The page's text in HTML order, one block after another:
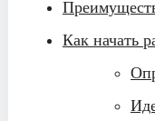
Как начать